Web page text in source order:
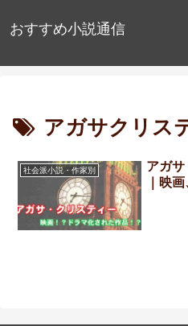
おすすめ小説通信
アガサクリス
社会派小説・作家別
アガ
｜映